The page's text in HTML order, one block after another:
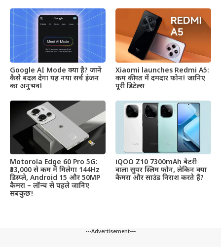
Google AI Mode क्या है? जानें
कैसे बदल देगा यह नया सर्च इंजन
का अनुभव!
Xiaomi launches Redmi A5:
कम कीमत में दमदार फोन! जानिए
पूरी डिटेल्स
Motorola Edge 60 Pro 5G:
₹33,000 से कम में मिलेगा 144Hz
डिस्प्ले, Android 15 और 50MP
कैमरा – लॉन्च से पहले जानिए
सबकुछ!
iQOO Z10 7300mAh बैटरी
वाला सुपर स्लिम फोन, लेकिन क्या
कैमरा और साउंड निराश करते हैं?
---Advertisement---